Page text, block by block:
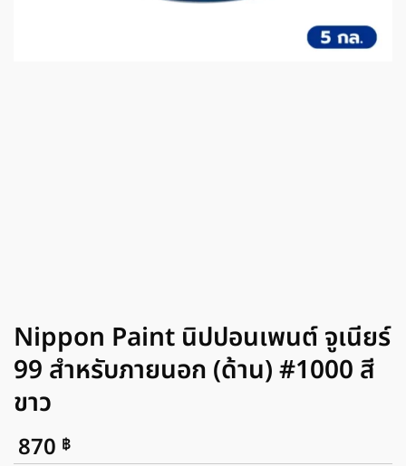
Nippon Paint นิปปอนเพนต์ จูเนียร์
99 สำหรับภายนอก (ด้าน) #1000 สี
ขาว
870 ฿